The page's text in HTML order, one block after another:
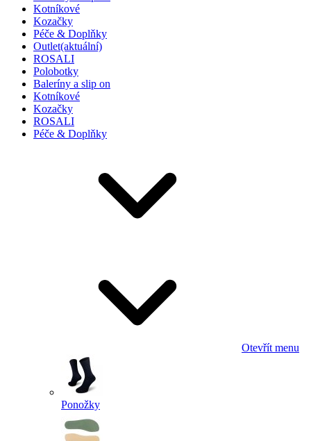
Kotníkové
Kozačky
Péče & Doplňky
Outlet(aktuální)
ROSALI
Polobotky
Baleríny a slip on
Kotníkové
Kozačky
ROSALI
Péče & Doplňky
Otevřít menu
Ponožky